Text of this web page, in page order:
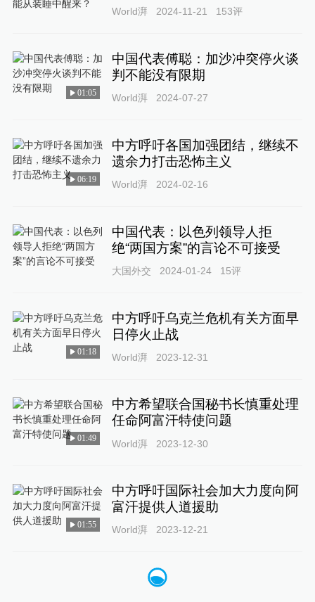
World湃 2024-11-21 153评
01:05
中国代表傅聪：加沙冲突停火谈
判不能没有限期
World湃 2024-07-27
06:19
中方呼吁各国加强团结，继续不
遗余力打击恐怖主义
World湃 2024-02-16
中国代表：以色列领导人拒
绝“两国方案”的言论不可接受
大国外交 2024-01-24 15评
01:18
中方呼吁乌克兰危机有关方面早
日停火止战
World湃 2023-12-31
01:49
中方希望联合国秘书长慎重处理
任命阿富汗特使问题
World湃 2023-12-30
01:55
中方呼吁国际社会加大力度向阿
富汗提供人道援助
World湃 2023-12-21